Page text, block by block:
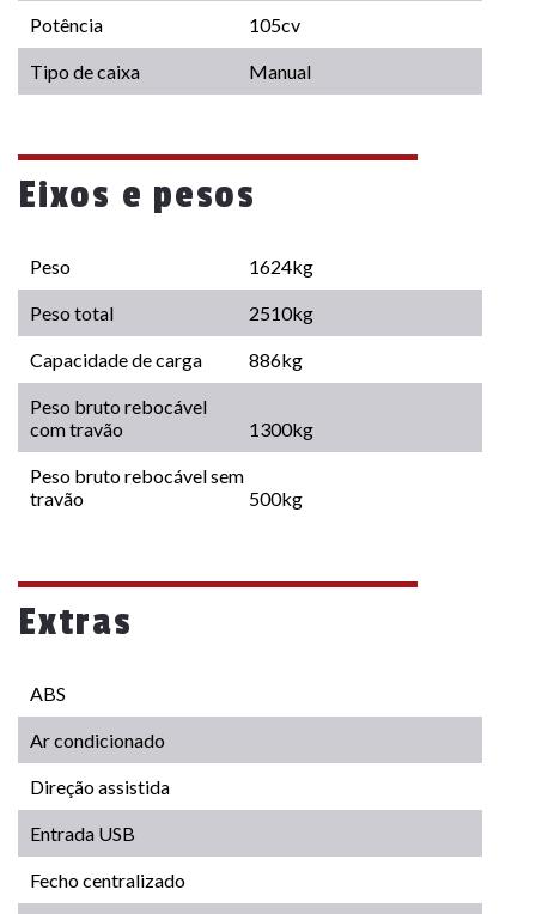
Potência 105cv
Tipo de caixa Manual
Eixos e pesos
Peso 1624kg
Peso total 2510kg
Capacidade de carga 886kg
Peso bruto rebocável
com travão
1300kg
Peso bruto rebocável sem
travão
500kg
Extras
ABS
Ar condicionado
Direção assistida
Entrada USB
Fecho centralizado